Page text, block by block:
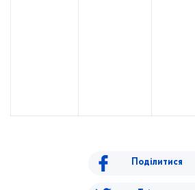
Поділитися